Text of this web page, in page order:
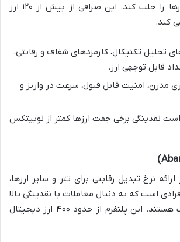
نظر بسیاری از تریدرها را جلب کند. این صرافی از بیش از ۱۲۰ ارز
کند.
تحلیل تکنیکال، کارمزدهای شفاف و رقابتی،
قابل توجهی ارز.
مدرن، امنیت قابل قبول، سرعت در واریز و
نقدینگی برخی جفت ارزها کمتر از نوبیتکس
ارائه نرخ تبدیل رقابتی برای تتر و سایر ارزها،
است که به دنبال معاملات با نقدینگی بالا
و قیمت های مناسب هستند. این پلتفرم از حدود ۴۰۰ ارز دیجیتال